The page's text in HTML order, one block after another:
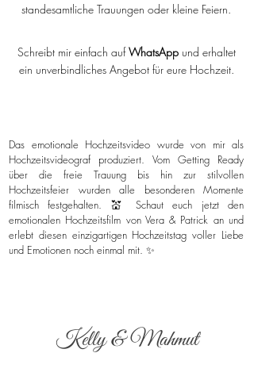
standesamtliche Trauungen oder kleine Feiern.
Schreibt mir einfach aufWhatsAppund erhaltet
ein unverbindliches Angebot für eure Hochzeit.
Das emotionale Hochzeitsvideo wurde von mir als
Hochzeitsvideograf produziert. Vom Getting Ready
über die freie Trauung bis hin zur stilvollen
Hochzeitsfeier wurden alle besonderen Momente
filmisch festgehalten. 💒 Schaut euch jetzt den
emotionalen Hochzeitsfilm von Vera & Patrick an und
erlebt diesen einzigartigen Hochzeitstag voller Liebe
und Emotionen noch einmal mit. ✨
Kelly & Mahmut